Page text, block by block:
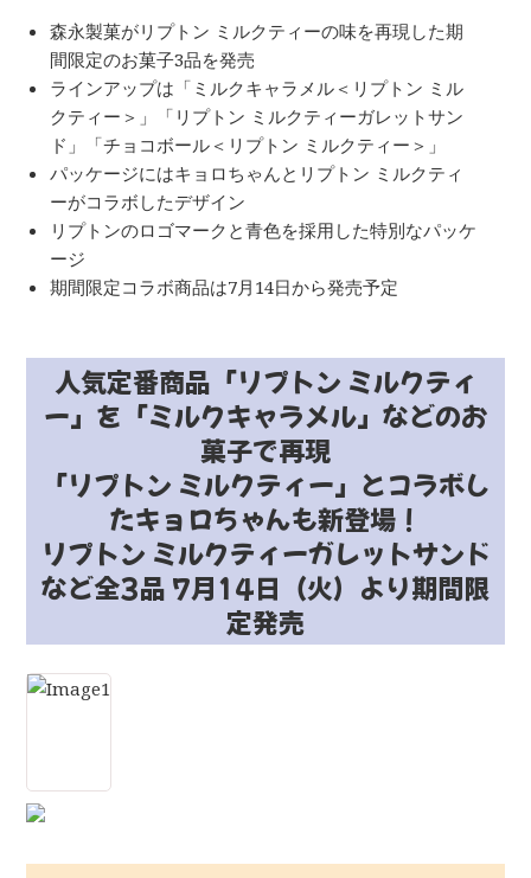
森永製菓がリプトン ミルクティーの味を再現した期
間限定のお菓子3品を発売
ラインアップは「ミルクキャラメル＜リプトン ミル
クティー＞」「リプトン ミルクティーガレットサン
ド」「チョコボール＜リプトン ミルクティー＞」
パッケージにはキョロちゃんとリプトン ミルクティ
ーがコラボしたデザイン
リプトンのロゴマークと青色を採用した特別なパッケ
ージ
期間限定コラボ商品は7月14日から発売予定
人気定番商品「リプトン ミルクティ
ー」を「ミルクキャラメル」などのお
菓子で再現
「リプトン ミルクティー」とコラボし
たキョロちゃんも新登場！
リプトン ミルクティーガレットサンド
など全3品 7月14日（火）より期間限
定発売